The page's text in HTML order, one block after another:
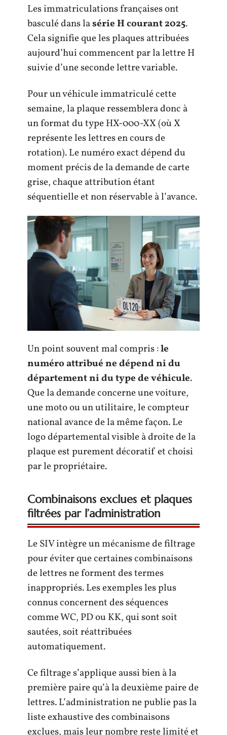
Les immatriculations françaises ont
basculé dans lasérie H courant 2025.
Cela signifie que les plaques attribuées
aujourd’hui commencent par la lettre H
suivie d’une seconde lettre variable.
Pour un véhicule immatriculé cette
semaine, la plaque ressemblera donc à
un format du type HX-000-XX (où X
représente les lettres en cours de
rotation). Le numéro exact dépend du
moment précis de la demande de carte
grise, chaque attribution étant
séquentielle et non réservable à l’avance.
Un point souvent mal compris :le
numéro attribué ne dépend ni du
département ni du type de véhicule.
Que la demande concerne une voiture,
une moto ou un utilitaire, le compteur
national avance de la même façon. Le
logo départemental visible à droite de la
plaque est purement décoratif et choisi
par le propriétaire.
Combinaisons exclues et plaques
filtrées par l’administration
Le SIV intègre un mécanisme de filtrage
pour éviter que certaines combinaisons
de lettres ne forment des termes
inappropriés. Les exemples les plus
connus concernent des séquences
comme WC, PD ou KK, qui sont soit
sautées, soit réattribuées
automatiquement.
Ce filtrage s’applique aussi bien à la
première paire qu’à la deuxième paire de
lettres. L’administration ne publie pas la
liste exhaustive des combinaisons
exclues, mais leur nombre reste limité et